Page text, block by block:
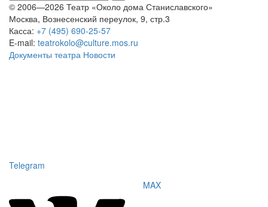
© 2006—2026 Театр «Около дома Станиславского»
Москва, Вознесенский переулок, 9, стр.3
Касса: +7 (495) 690-25-57
E-mail: teatrokolo@culture.mos.ru
Документы театра Новости
Telegram
MAX